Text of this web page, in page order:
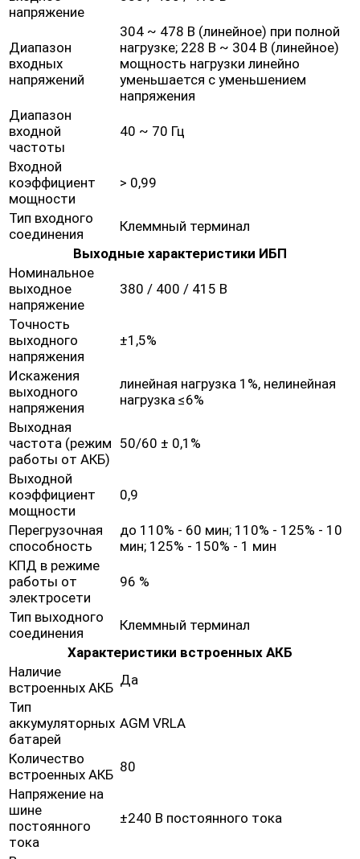
напряжение
Диапазон
входных
напряжений
304 ~ 478 В (линейное) при полной
нагрузке; 228 В ~ 304 В (линейное)
мощность нагрузки линейно
уменьшается с уменьшением
напряжения
Диапазон
входной
частоты
40 ~ 70 Гц
Входной
коэффициент
мощности
> 0,99
Тип входного
соединения
Клеммный терминал
Выходные характеристики ИБП
Номинальное
выходное
напряжение
380 / 400 / 415 В
Точность
выходного
напряжения
±1,5%
Искажения
выходного
напряжения
линейная нагрузка 1%, нелинейная
нагрузка ≤6%
Выходная
частота (режим
работы от АКБ)
50/60 ± 0,1%
Выходной
коэффициент
мощности
0,9
Перегрузочная
способность
до 110% - 60 мин; 110% - 125% - 10
мин; 125% - 150% - 1 мин
КПД в режиме
работы от
электросети
96 %
Тип выходного
соединения
Клеммный терминал
Характеристики встроенных АКБ
Наличие
встроенных АКБ Да
Тип
аккумуляторных
батарей
AGM VRLA
Количество
встроенных АКБ 80
Напряжение на
шине
постоянного
тока
±240 В постоянного тока